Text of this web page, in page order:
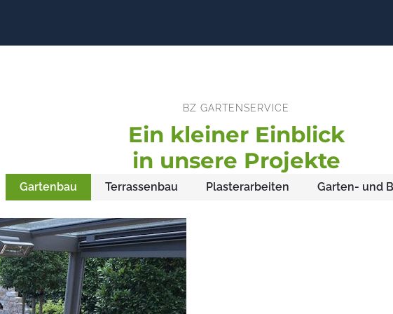
BZ GARTENSERVICE
Ein kleiner Einblick
in unsere Projekte
Gartenbau Terrassenbau Plasterarbeiten Garten- und